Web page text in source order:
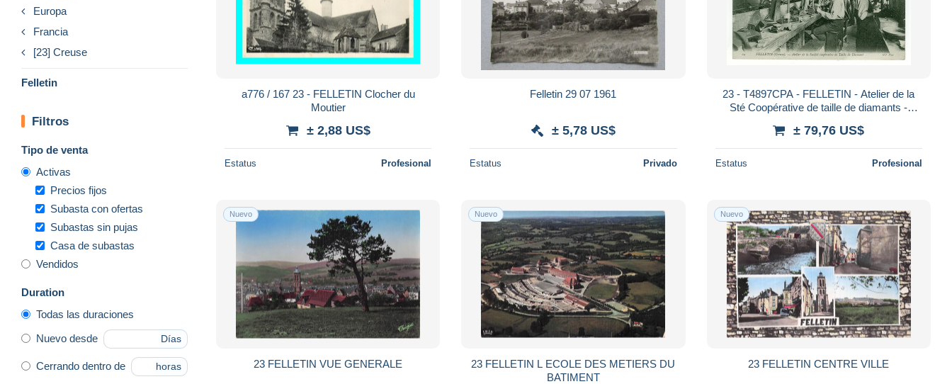
Europa
Francia
[23] Creuse
Felletin
Filtros
Tipo de venta
Activas
Precios fijos
Subasta con ofertas
Subastas sin pujas
Casa de subastas
Vendidos
Duration
Todas las duraciones
Nuevo desde Días
Cerrando dentro de horas
a776 / 167 23 - FELLETIN Clocher du
Moutier
± 2,88 US$
Estatus Profesional
Felletin 29 07 1961
± 5,78 US$
Estatus Privado
23 - T4897CPA - FELLETIN - Atelier de la
Sté Coopérative de taille de diamants -
± 79,76 US$
Estatus Profesional
Nuevo
23 FELLETIN VUE GENERALE
Nuevo
23 FELLETIN L ECOLE DES METIERS DU
BATIMENT
Nuevo
23 FELLETIN CENTRE VILLE